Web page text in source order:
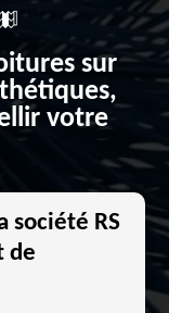
sur
votre
société RS
de